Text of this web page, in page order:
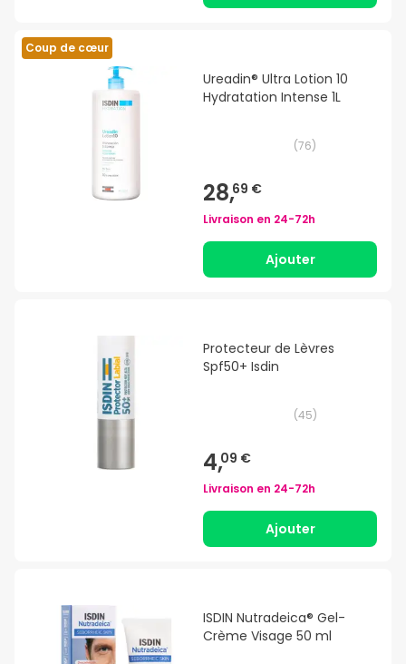
Coup de cœur
Ureadin® Ultra Lotion 10
Hydratation Intense 1L
(76)
28,69 €
Livraison en 24-72h
Ajouter
Protecteur de Lèvres
Spf50+ Isdin
(45)
4,09 €
Livraison en 24-72h
Ajouter
ISDIN Nutradeica® Gel-
Crème Visage 50 ml